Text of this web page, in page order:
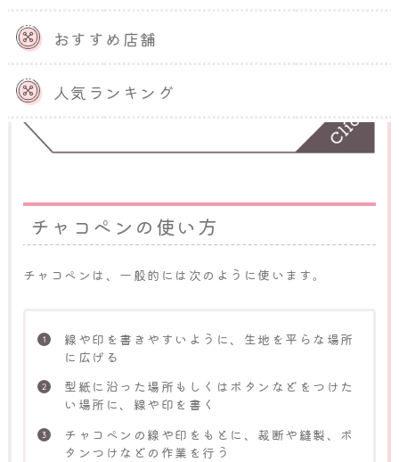
おすすめ店舗
人気ランキング
当記事では、初心者が用意すべき裁縫道具か
ン・裾の縫い方までをわかりやすく解説しま
す。玉結び・玉止めやなみ縫い・返し縫いのコ
ツも紹介するため、ぜひ参考にしてください。
チャコペンの使い方
チャコペンは、一般的には次のように使います。
線や印を書きやすいように、生地を平らな場所
に広げる
型紙に沿った場所もしくはボタンなどをつけた
い場所に、線や印を書く
チャコペンの線や印をもとに、裁断や縫製、ボ
タンつけなどの作業を行う